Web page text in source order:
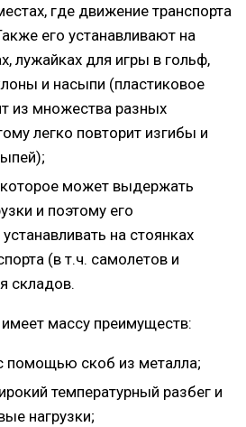
где движение транспорта
его устанавливают на
лужайках для игры в гольф,
и насыпи (пластиковое
из множества разных
легко повторит изгибы и
может выдержать
и поэтому его
на стоянках
(в т.ч. самолетов и
складов.
массу преимуществ:
помощью скоб из металла;
температурный разбег и
нагрузки;